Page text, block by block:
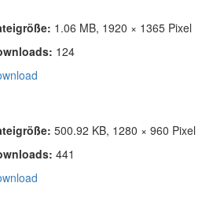
1.06 MB, 1920 × 1365 Pixel
124
500.92 KB, 1280 × 960 Pixel
441